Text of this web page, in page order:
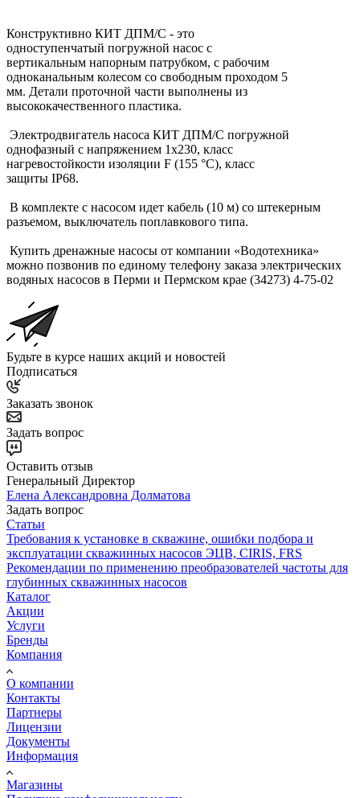
Конструктивно КИТ ДПМ/С - это
одноступенчатый погружной насос с
вертикальным напорным патрубком, с рабочим
одноканальным колесом со свободным проходом 5
мм. Детали проточной части выполнены из
высококачественного пластика.
Электродвигатель насоса КИТ ДПМ/C погружной
однофазный с напряжением 1х230, класс
нагревостойкости изоляции F (155 °С), класс
защиты IP68.
В комплекте с насосом идет кабель (10 м) со штекерным
разъемом, выключатель поплавкового типа.
Купить дренажные насосы от компании «Водотехника»
можно позвонив по единому телефону заказа электрических
водяных насосов в Перми и Пермском крае (34273) 4-75-02
Будьте в курсе наших акций и новостей
Подписаться
Заказать звонок
Задать вопрос
Оставить отзыв
Генеральный Директор
Елена Александровна Долматова
Задать вопрос
Статьи
Требования к установке в скважине, ошибки подбора и
эксплуатации скважинных насосов ЭЦВ, CIRIS, FRS
Рекомендации по применению преобразователей частоты для
глубинных скважинных насосов
Каталог
Акции
Услуги
Бренды
Компания
О компании
Контакты
Партнеры
Лицензии
Документы
Информация
Магазины